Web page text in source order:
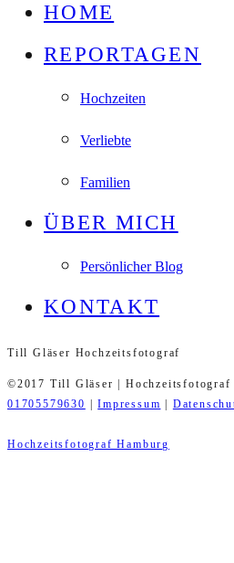
HOME
REPORTAGEN
Hochzeiten
Verliebte
Familien
ÜBER MICH
Persönlicher Blog
KONTAKT
Till Gläser Hochzeitsfotograf
©2017 Till Gläser | Hochzeitsfotograf
01705579630
|Impressum
Hochzeitsfotograf Hamburg